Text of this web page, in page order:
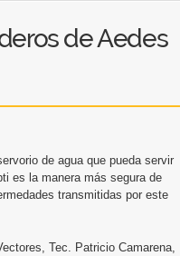
de Aedes
de agua que pueda servir
es la manera más segura de
transmitidas por este
Tec. Patricio Camarena,